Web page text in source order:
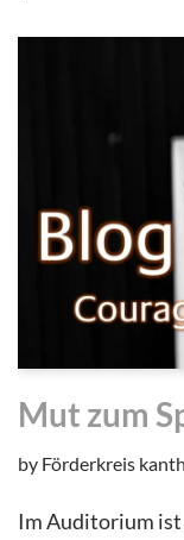
Mut zum
by Förderkreis
Im Auditorium ist